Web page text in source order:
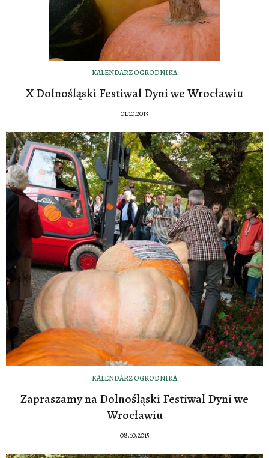
KALENDARZ OGRODNIKA
X Dolnośląski Festiwal Dyni we Wrocławiu
01.10.2013
KALENDARZ OGRODNIKA
Zapraszamy na Dolnośląski Festiwal Dyni we
Wrocławiu
08.10.2015